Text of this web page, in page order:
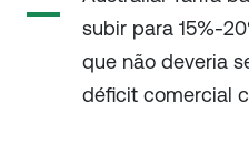
subir para 15%-
que não deveria
déficit comercial